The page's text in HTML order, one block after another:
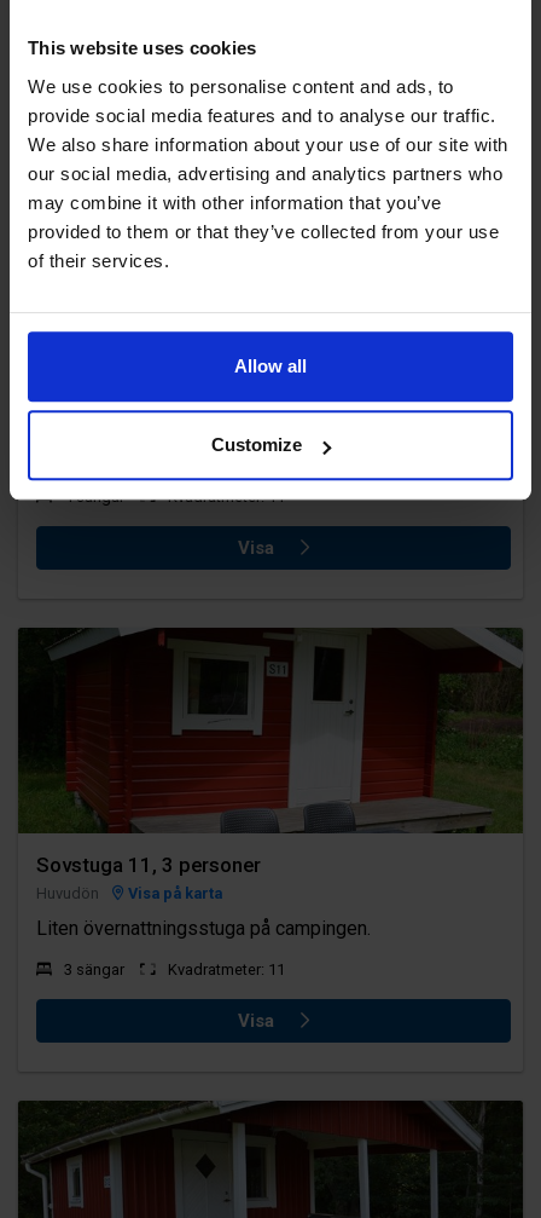
This website uses cookies
We use cookies to personalise content and ads, to
provide social media features and to analyse our traffic.
We also share information about your use of our site with
our social media, advertising and analytics partners who
may combine it with other information that you’ve
provided to them or that they’ve collected from your use
of their services.
Allow all
Customize
Visa
Liten övernattningsstuga på campingen.
4 sängar Kvadratmeter: 11
Visa
Sovstuga 11, 3 personer
Huvudön Visa på karta
Liten övernattningsstuga på campingen.
3 sängar Kvadratmeter: 11
Visa